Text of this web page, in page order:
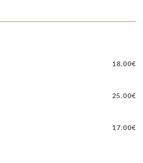
18.00€
25.00€
17.00€